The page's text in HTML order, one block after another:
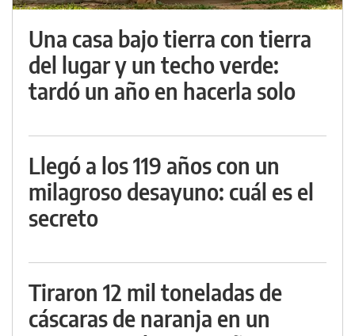
Una casa bajo tierra con tierra
del lugar y un techo verde:
tardó un año en hacerla solo
Llegó a los 119 años con un
milagroso desayuno: cuál es el
secreto
Tiraron 12 mil toneladas de
cáscaras de naranja en un